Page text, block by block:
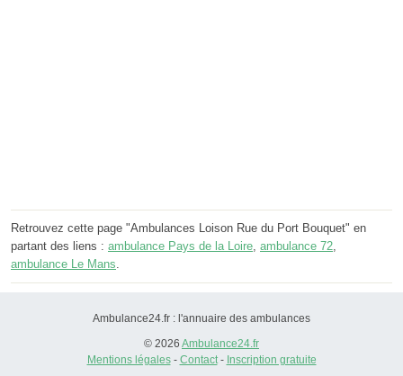
Retrouvez cette page "Ambulances Loison Rue du Port Bouquet" en
partant des liens : ambulance Pays de la Loire, ambulance 72,
ambulance Le Mans.
Ambulance24.fr : l'annuaire des ambulances
© 2026 Ambulance24.fr
Mentions légales- Contact- Inscription gratuite